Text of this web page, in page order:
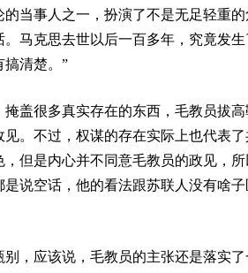
当事人之一，扮演了不是无足轻重
马克思去世以后一百多年，究竟发
搞清楚。”
盖很多真实存在的东西，毛教员拔
。不过，权谋的存在实际上也代表
但是内心并不同意毛教员的政见，
说空话，他的看法跟苏联人没有啥
，应该说，毛教员的主张还是落实